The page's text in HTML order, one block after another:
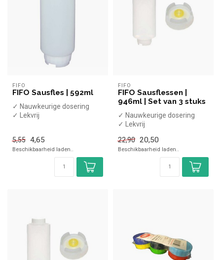
FIFO
FIFO Sausfles | 592ml
✓ Nauwkeurige dosering
✓ Lekvrij
5,55 4,65
Beschikbaarheid laden..
FIFO
FIFO Sausflessen |
946ml | Set van 3 stuks
✓ Nauwkeurige dosering
✓ Lekvrij
✓ (H)20,4 cm, Diameter 8,7
c...
22,90 20,50
Beschikbaarheid laden..